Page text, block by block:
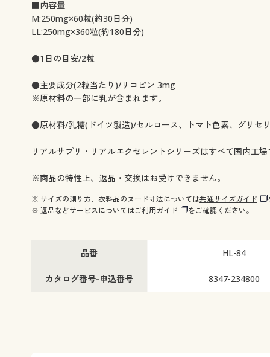
■内容量
M:250mg×60粒(約30日分)
LL:250mg×360粒(約180日分)
●1日の目安/2粒
●主要成分(2粒当たり)/リコピン 3mg
※原材料の一部に乳が含まれます。
●原材料/乳糖(ドイツ製造)/セルロース、トマト色素、グリセ
リアルサプリ・リアルエクセレントシリーズはすべて国内工場
※商品の特性上、返品・交換はお受けできません。
※ サイズの測り方、衣料品のヌード寸法については共通サイズガイド
※ 返品などサービスについてはご利用ガイド をご確認ください。
品番 HL-84
カタログ番号-申込番号 8347-234800